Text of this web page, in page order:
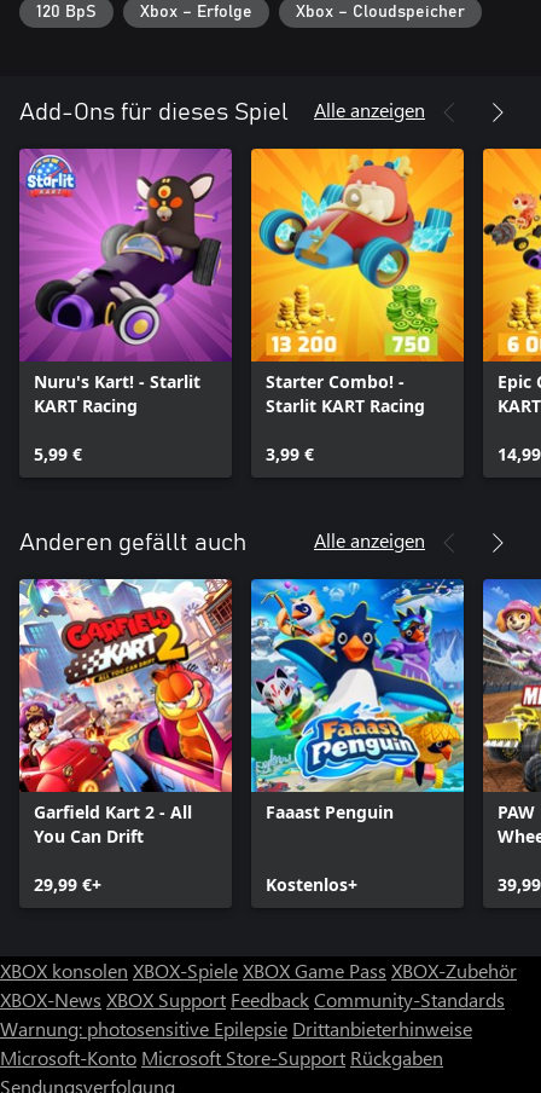
120 BpS Xbox – Erfolge Xbox – Cloudspeicher
Add-Ons für dieses Spiel Alle anzeigen
Nuru's Kart! - Starlit
KART Racing
5,99 €
Starter Combo! -
Starlit KART Racing
3,99 €
Epic
Anderen gefällt auch Alle anzeigen
Garfield Kart 2 - All
You Can Drift
29,99 €+
Faaast Penguin
Kostenlos+
XBOX konsolen XBOX-SpieleXBOX Game Pass XBOX-Zubehör
XBOX-News XBOX Support FeedbackCommunity-Standards
Warnung: photosensitive Epilepsie Drittanbieterhinweise
Microsoft-Konto Microsoft Store-Support Rückgaben
Sendungsverfolgung